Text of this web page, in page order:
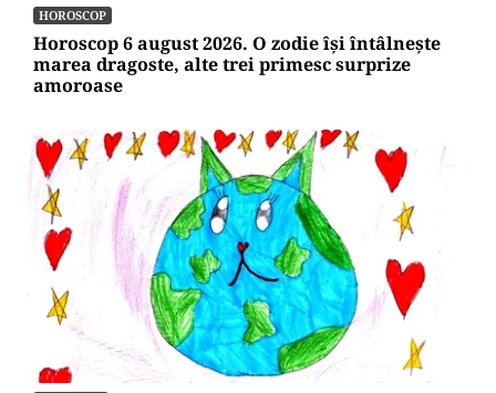
HOROSCOP
Horoscop 6 august 2026. O zodie își întâlnește
marea dragoste, alte trei primesc surprize
amoroase